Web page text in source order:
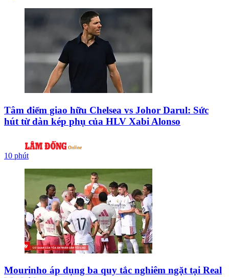
Tâm điểm giao hữu Chelsea vs Johor Darul: Sức
hút từ dàn kép phụ của HLV Xabi Alonso
10 phút
Mourinho áp dụng ba quy tắc nghiêm ngặt tại Real